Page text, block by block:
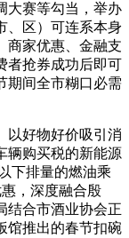
大赛等勾当，举办
、区）可连系本身
商家优惠、金融支
者抢券成功后即可
期间全市糊口必需
好物好价吸引消
辆购买税的新能源
下排量的燃油乘
，深度融合殷
结合市酒业协会正
馆推出的春节扣碗